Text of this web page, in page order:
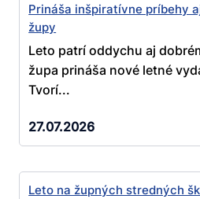
Prináša inšpiratívne príbehy
župy
Leto patrí oddychu aj
župa prináša nové letné
Tvorí...
27.07.2026
Leto na župných stredných